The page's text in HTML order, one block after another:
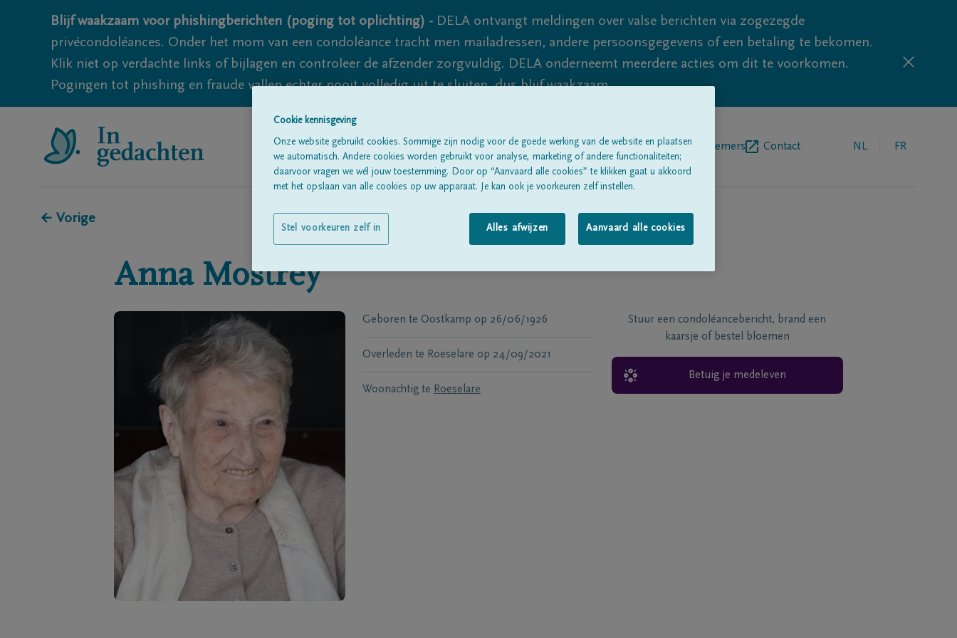
Blijf waakzaam voor phishingberichten (poging tot oplichting) - DELA ontvangt meldingen over valse berichten via zogezegde
privécondoléances. Onder het mom van een condoléance tracht men mailadressen, andere persoonsgegevens of een betaling te bekomen.
Klik niet op verdachte links of bijlagen en controleer de afzender zorgvuldig. DELA onderneemt meerdere acties om dit te voorkomen.
Pogingen tot phishing en fraude vallen echter nooit volledig uit te sluiten, dus blijf waakzaam.
Alle rouwberichtenOver onsBegrafenisondernemers Contact NL FR
← Vorige
Anna Mostrey
Geboren te Oostkamp op 26/06/1926
Overleden te Roeselare op 24/09/2021
Woonachtig te Roeselare
Stuur een condoléancebericht, brand een
kaarsje of bestel bloemen
Betuig je medeleven
Cookie kennisgeving
Onze website gebruikt cookies. Sommige zijn nodig voor de goede werking van de website en plaatsen
we automatisch. Andere cookies worden gebruikt voor analyse, marketing of andere functionaliteiten;
daarvoor vragen we wél jouw toestemming. Door op “Aanvaard alle cookies” te klikken gaat u akkoord
met het opslaan van alle cookies op uw apparaat. Je kan ook je voorkeuren zelf instellen.
Alles afwijzen Aanvaard alle cookies
Stel voorkeuren zelf in